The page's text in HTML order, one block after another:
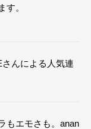
す。
んによる人気連
もエモさも。anan